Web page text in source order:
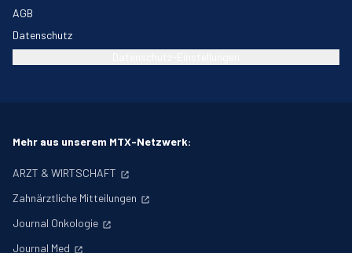
AGB
Datenschutz
Mehr aus unserem MTX-Netzwerk:
ARZT & WIRTSCHAFT
Zahnärztliche Mitteilungen
Journal Onkologie
Journal Med